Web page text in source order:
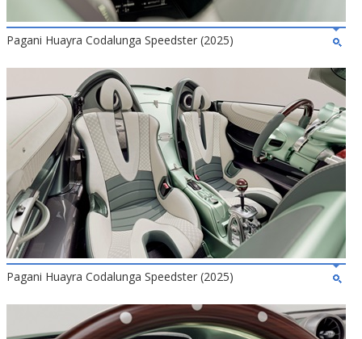
Pagani Huayra Codalunga Speedster (2025)
Pagani Huayra Codalunga Speedster (2025)